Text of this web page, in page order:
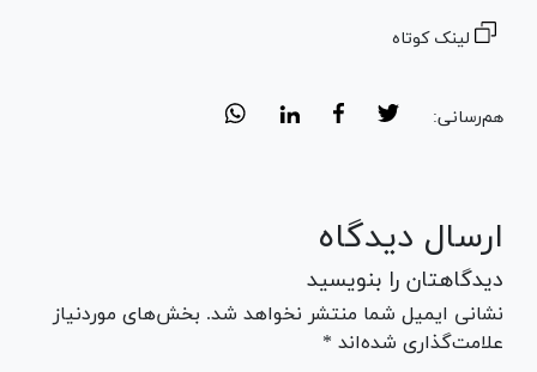
لینک کوتاه
هم‌رسانی:
ارسال دیدگاه
دیدگاهتان را بنویسید
نشانی ایمیل شما منتشر نخواهد شد. بخش‌های موردنیاز
علامت‌گذاری شده‌اند *